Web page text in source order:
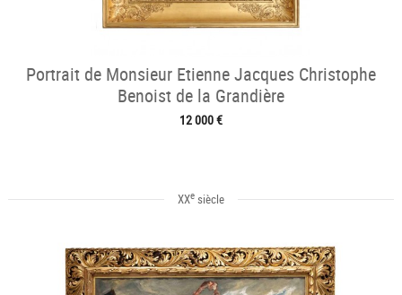
Portrait de Monsieur Etienne Jacques Christophe
Benoist de la Grandière
12 000 €
XXesiècle